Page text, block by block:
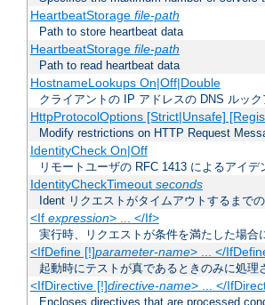
HeartbeatStorage file-path
Path to store heartbeat data
HeartbeatStorage file-path
Path to read heartbeat data
HostnameLookups On|Off|Double
クライアントの IP アドレスの DNS ルッ
HttpProtocolOptions [Strict|Unsafe]
Modify restrictions on HTTP Request
IdentityCheck On|Off
リモートユーザの RFC 1413 によるアイ
IdentityCheckTimeout seconds
Ident リクエストがタイムアウトするまで
<If expression> ... </If>
実行時、リクエストが条件を満たした場
<IfDefine [!]parameter-name> ... </
起動時にテストが真であるときのみに処理
<IfDirective [!]directive-name> ... </
Encloses directives that are processed